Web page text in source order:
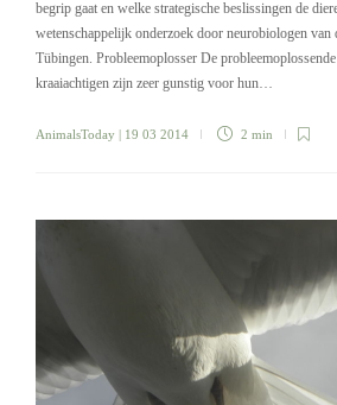
begrip gaat en welke strategische beslissingen de
wetenschappelijk onderzoek door neurobiologen van
Tübingen. Probleemoplosser De
kraaiachtigen zijn zeer gunstig voor hun…
AnimalsToday | 19 03 2014 2 min